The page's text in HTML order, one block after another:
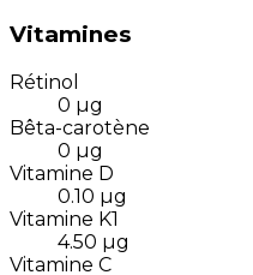
Vitamines
Rétinol
0 µg
Bêta-carotène
0 µg
Vitamine D
0.10 µg
Vitamine K1
4.50 µg
Vitamine C